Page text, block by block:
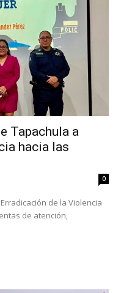
Tapachula a
hacia las
0
de la Violencia
de atención,